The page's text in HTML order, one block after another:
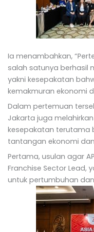
Ia menambahkan,
salah satunya berhasil
yakni kesepakatan
kemakmuran ekonomi
Dalam pertemuan
Jakarta juga
kesepakatan terutama
tantangan ekonomi
Pertama, usulan agar
Franchise Sector Lead,
untuk pertumbuhan dan